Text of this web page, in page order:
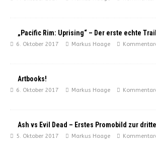
„Pacific Rim: Uprising“ – Der erste echte
6. Oktober 2017 Markus Haage
Artbooks!
6. Oktober 2017 Markus Haage
Ash vs Evil Dead – Erstes Promobild zur
5. Oktober 2017 Markus Haage